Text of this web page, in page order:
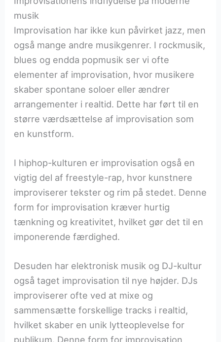
musik
Improvisation har ikke kun påvirket jazz, men
også mange andre musikgenrer. I rockmusik,
blues og endda popmusik ser vi ofte
elementer af improvisation, hvor musikere
skaber spontane soloer eller ændrer
arrangementer i realtid. Dette har ført til en
større værdsættelse af improvisation som
en kunstform.
I hiphop-kulturen er improvisation også en
vigtig del af freestyle-rap, hvor kunstnere
improviserer tekster og rim på stedet. Denne
form for improvisation kræver hurtig
tænkning og kreativitet, hvilket gør det til en
imponerende færdighed.
Desuden har elektronisk musik og DJ-kultur
også taget improvisation til nye højder. DJs
improviserer ofte ved at mixe og
sammensætte forskellige tracks i realtid,
hvilket skaber en unik lytteoplevelse for
publikum. Denne form for improvisation